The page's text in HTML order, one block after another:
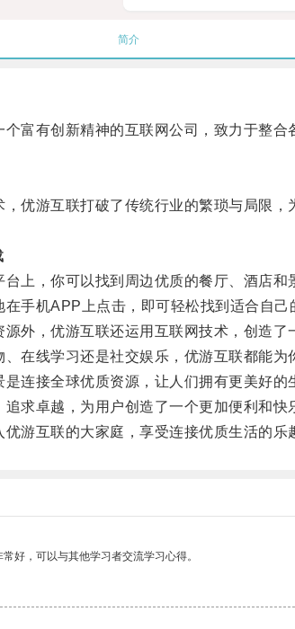
简介
有创新精神的互联网公司，致力于整合
游互联打破了传统行业的繁琐与局限，
，你可以找到周边优质的餐厅、酒店和
机APP上点击，即可轻松找到适合自己
，优游互联还运用互联网技术，创造了
线学习还是社交娱乐，优游互联都能为
接全球优质资源，让人们拥有更美好的
卓越，为用户创造了一个更加便利和快
互联的大家庭，享受连接优质生活的乐
好，可以与其他学习者交流学习心得。